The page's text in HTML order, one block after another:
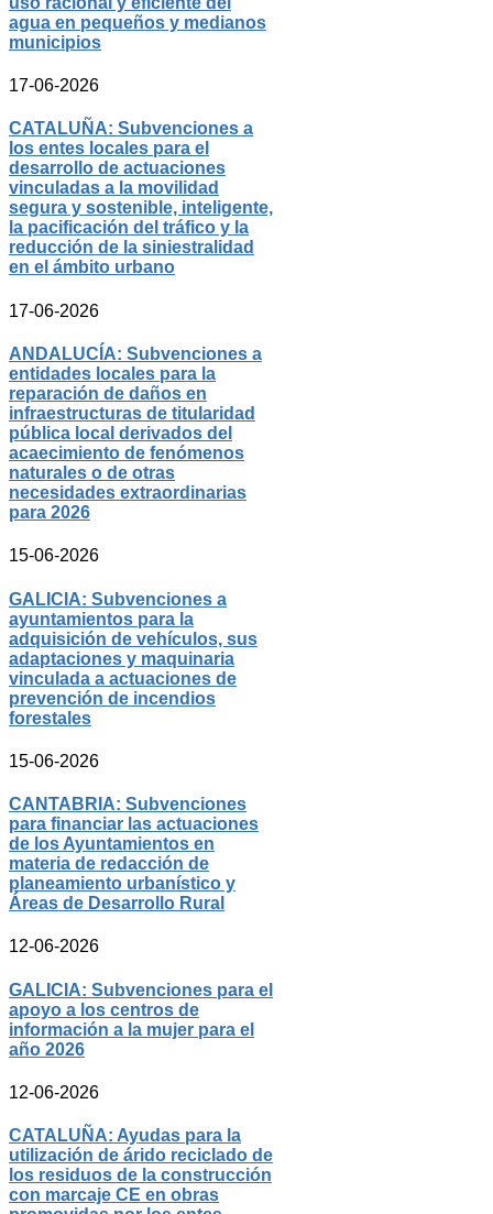
agua en pequeños y medianos
municipios
17-06-2026
CATALUÑA: Subvenciones a
los entes locales para el
desarrollo de actuaciones
vinculadas a la movilidad
segura y sostenible, inteligente,
la pacificación del tráfico y la
reducción de la siniestralidad
en el ámbito urbano
17-06-2026
ANDALUCÍA: Subvenciones a
entidades locales para la
reparación de daños en
infraestructuras de titularidad
pública local derivados del
acaecimiento de fenómenos
naturales o de otras
necesidades extraordinarias
para 2026
15-06-2026
GALICIA: Subvenciones a
ayuntamientos para la
adquisición de vehículos, sus
adaptaciones y maquinaria
vinculada a actuaciones de
prevención de incendios
forestales
15-06-2026
CANTABRIA: Subvenciones
para financiar las actuaciones
de los Ayuntamientos en
materia de redacción de
planeamiento urbanístico y
Áreas de Desarrollo Rural
12-06-2026
GALICIA: Subvenciones para el
apoyo a los centros de
información a la mujer para el
año 2026
12-06-2026
CATALUÑA: Ayudas para la
utilización de árido reciclado de
los residuos de la construcción
con marcaje CE en obras